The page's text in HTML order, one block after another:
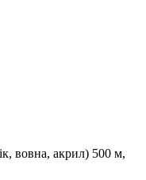
вовна, акрил) 500 м,